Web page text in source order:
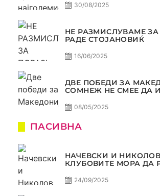
30/08/2025
НЕ РАЗМИСЛУВАМЕ ЗА
РАДЕ СТОЈАНОВИЌ
16/06/2025
ДВЕ ПОБЕДИ ЗА
СОМНЕЖ НЕ СМЕЕ ДА
08/05/2025
ПАСИВНА
НАЧЕВСКИ И
КЛУБОВИТЕ МОРА ДА
С5Е2 ПАСИВНА
24/09/2025